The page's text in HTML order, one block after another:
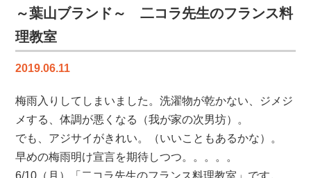
～葉山ブランド～ 二コラ先生のフランス料
理教室
2019.06.11
梅雨入りしてしまいました。洗濯物が乾かない、ジメジ
メする、体調が悪くなる（我が家の次男坊）。
でも、アジサイがきれい。（いいこともあるかな）。
早めの梅雨明け宣言を期待しつつ。。。。。
6/10（月）「二コラ先生のフランス料理教室」です。